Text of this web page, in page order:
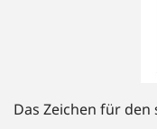
Das Zeichen für